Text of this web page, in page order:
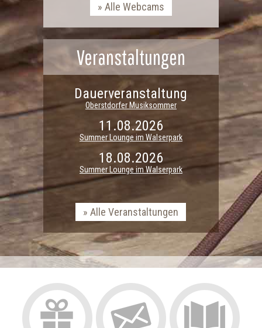
Alle Webcams
Veranstaltungen
Dauerveranstaltung
Oberstdorfer Musiksommer
11.08.2026
Summer Lounge im Walserpark
18.08.2026
Summer Lounge im Walserpark
Alle Veranstaltungen